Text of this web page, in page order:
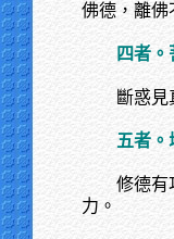
佛德，離佛
四者。
斷惑見
五者。
修德有
力。